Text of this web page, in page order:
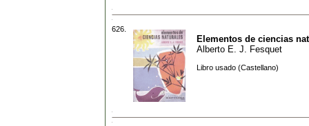
626.
Elementos de ciencias
Alberto E. J. Fesquet
Libro usado (Castellano)